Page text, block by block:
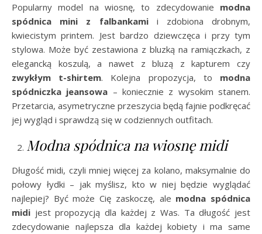
Popularny model na wiosnę, to zdecydowanie modna
spódnica mini z falbankamii zdobiona drobnym,
kwiecistym printem. Jest bardzo dziewczęca i przy tym
stylowa. Może być zestawiona z bluzką na ramiączkach, z
elegancką koszulą, a nawet z bluzą z kapturem czy
zwykłym t-shirtem. Kolejna propozycja, to modna
spódniczka jeansowa – koniecznie z wysokim stanem.
Przetarcia, asymetryczne przeszycia będą fajnie podkręcać
jej wygląd i sprawdzą się w codziennych outfitach.
Modna spódnica na wiosnę midi
Długość midi, czyli mniej więcej za kolano, maksymalnie do
połowy łydki – jak myślisz, kto w niej będzie wyglądać
najlepiej? Być może Cię zaskoczę, ale modna spódnica
midi jest propozycją dla każdej z Was. Ta długość jest
zdecydowanie najlepsza dla każdej kobiety i ma same